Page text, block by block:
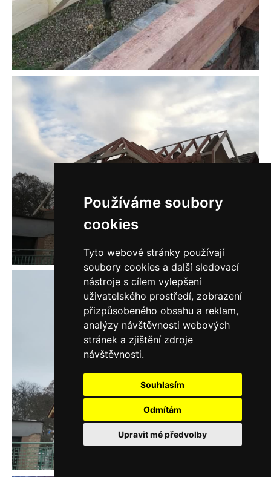
Používáme soubory
cookies
Tyto webové stránky používají
soubory cookies a další sledovací
nástroje s cílem vylepšení
uživatelského prostředí, zobrazení
přizpůsobeného obsahu a reklam,
analýzy návštěvnosti webových
stránek a zjištění zdroje
návštěvnosti.
Souhlasím
Odmítám
Upravit mé předvolby